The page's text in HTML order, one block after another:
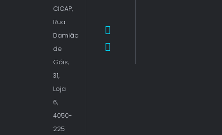
CICAP,
Rua
Damião
de
Góis,
31,
Loja
6,
4050-
225